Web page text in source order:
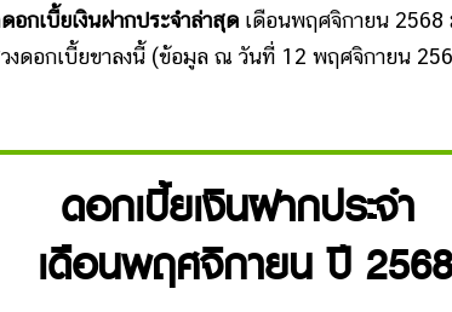
ดอกเบี้ยเงินฝากประจำล่าสุด เดือนพฤศจิกายน
งดอกเบี้ยขาลงนี้ (ข้อมูล ณ วันที่ 12 พฤศจิกายน
ดอกเบี้ยเงินฝากประจำ
เดือนพฤศจิกายน ปี 2568